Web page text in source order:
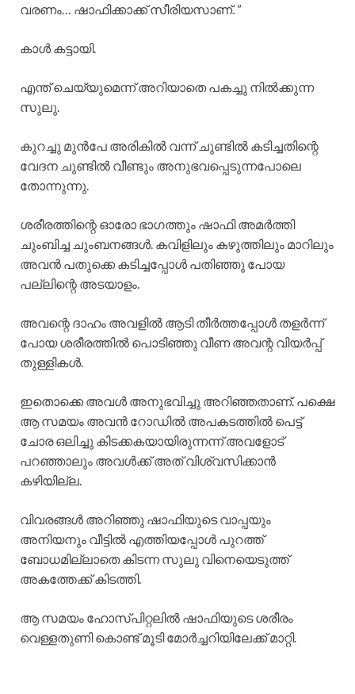
വരണം… ഷാഫിക്കാക്ക് സീരിയസാണ്. ”
കാൾ കട്ടായി.
എന്ത് ചെയ്യുമെന്ന് അറിയാതെ പകച്ചു നിൽക്കുന്ന
സുലു.
കുറച്ചു മുൻപേ അരികിൽ വന്ന് ചുണ്ടിൽ കടിച്ചതിന്റെ
വേദന ചുണ്ടിൽ വീണ്ടും അനുഭവപ്പെടുന്നപോലെ
തോന്നുന്നു.
ശരീരത്തിന്റെ ഓരോ ഭാഗത്തും ഷാഫി അമർത്തി
ചുംബിച്ച ചുംബനങ്ങൾ. കവിളിലും കഴുത്തിലും മാറിലും
അവൻ പതുക്കെ കടിച്ചപ്പോൾ പതിഞ്ഞു പോയ
പല്ലിന്റെ അടയാളം.
അവന്റെ ദാഹം അവളിൽ ആടി തീർത്തപ്പോൾ തളർന്ന്
പോയ ശരീരത്തിൽ പൊടിഞ്ഞു വീണ അവന്റ വിയർപ്പ്
തുള്ളികൾ.
ഇതൊക്കെ അവൾ അനുഭവിച്ചു അറിഞ്ഞതാണ്. പക്ഷെ
ആ സമയം അവൻ റോഡിൽ അപകടത്തിൽ പെട്ട്
ചോര ഒലിച്ചു കിടക്കകയായിരുന്നന്ന് അവളോട്‌
പറഞ്ഞാലും അവൾക്ക് അത്‌ വിശ്വസിക്കാൻ
കഴിയില്ല.
വിവരങ്ങൾ അറിഞ്ഞു ഷാഫിയുടെ വാപ്പയും
അനിയനും വീട്ടിൽ എത്തിയപ്പോൾ പുറത്ത്
ബോധമില്ലാതെ കിടന്ന സുലു വിനെയെടുത്ത്‌
അകത്തേക്ക് കിടത്തി.
ആ സമയം ഹോസ്പിറ്റലിൽ ഷാഫിയുടെ ശരീരം
വെള്ളതുണി കൊണ്ട് മൂടി മോർച്ചറിയിലേക്ക് മാറ്റി.